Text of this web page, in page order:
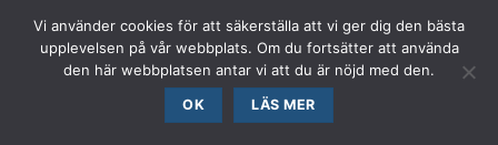
Vi använder cookies för att säkerställa att vi ger dig den bästa
upplevelsen på vår webbplats. Om du fortsätter att använda
den här webbplatsen antar vi att du är nöjd med den.
OK LÄS MER